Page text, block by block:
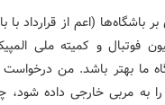
(اعم از قرارداد با
فوتبال و کمیته ملی
ما بهتر باشد. من
را به مربی خارجی داده شود،